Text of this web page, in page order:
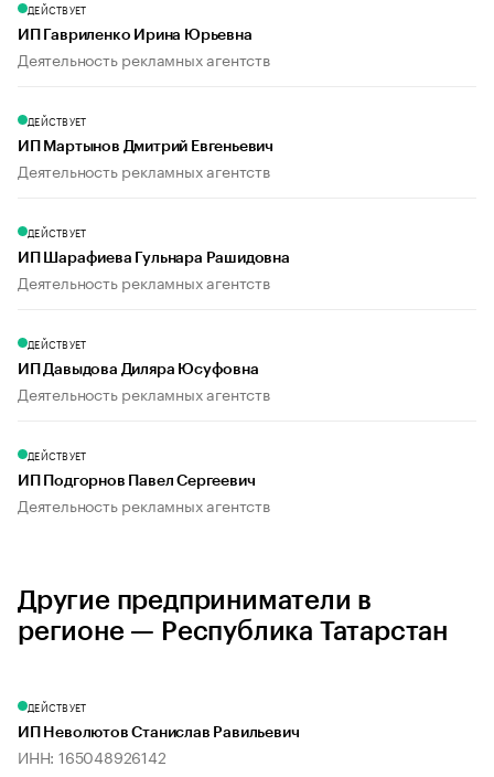
ДЕЙСТВУЕТ
ИП Гавриленко Ирина Юрьевна
Деятельность рекламных агентств
ДЕЙСТВУЕТ
ИП Мартынов Дмитрий Евгеньевич
Деятельность рекламных агентств
ДЕЙСТВУЕТ
ИП Шарафиева Гульнара Рашидовна
Деятельность рекламных агентств
ДЕЙСТВУЕТ
ИП Давыдова Диляра Юсуфовна
Деятельность рекламных агентств
ДЕЙСТВУЕТ
ИП Подгорнов Павел Сергеевич
Деятельность рекламных агентств
Другие предприниматели в
регионе — Республика Татарстан
ДЕЙСТВУЕТ
ИП Неволютов Станислав Равильевич
ИНН: 165048926142